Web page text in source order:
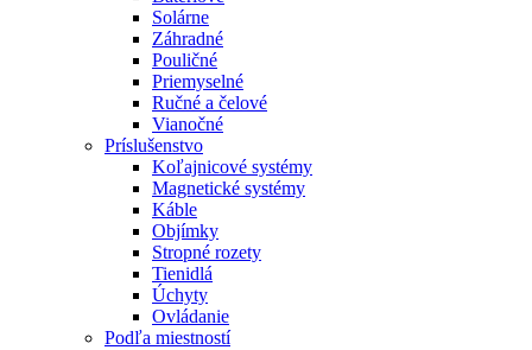
Solárne
Záhradné
Pouličné
Priemyselné
Ručné a čelové
Vianočné
Príslušenstvo
Koľajnicové systémy
Magnetické systémy
Káble
Objímky
Stropné rozety
Tienidlá
Úchyty
Ovládanie
Podľa miestností